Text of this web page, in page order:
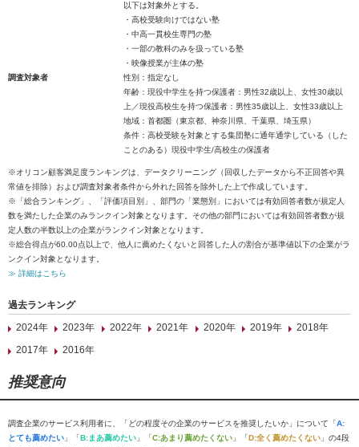
以下は対象外とする。
・高校受験向けではない塾
・中高一貫校生専門の塾
・一部の教科のみを扱っている塾
・映像授業が主体の塾
調査対象者
性別：指定なし
年齢：現役中学生を持つ保護者：男性32歳以上、女性30歳以
上／現役高校生を持つ保護者：男性35歳以上、女性33歳以上
地域：首都圏（東京都、神奈川県、千葉県、埼玉県）
条件：高校受験を対象とする集団塾に通年通学している（した
ことのある）現役中学生/高校生の保護者
※オリコン顧客満足度ランキングは、データクリーニング（回収したデータから不正回答や異
常値を排除）および調査対象者条件から外れた回答を除外した上で作成しています。
※「総合ランキング」、「評価項目別」、部門の「業態別」においては有効回答者数が規定人
数を満たした企業のみランクイン対象となります。その他の部門においては有効回答者数が規
定人数の半数以上の企業がランクイン対象となります。
※総合得点が60.00点以上で、他人に薦めたくないと回答した人の割合が基準値以下の企業がラ
ンクイン対象となります。
≫ 詳細はこちら
過去ランキング
2024年
2023年 2022年 2021年 2020年 2019年
2018年
2017年
2016年
推奨意向
調査企業のサービス利用者に、「どの程度その企業のサービスを推奨したいか」について「A:
とても薦めたい 」「B:まあ薦めたい 」「C:あまり薦めたくない 」「D:全く薦めたくない 」の4段